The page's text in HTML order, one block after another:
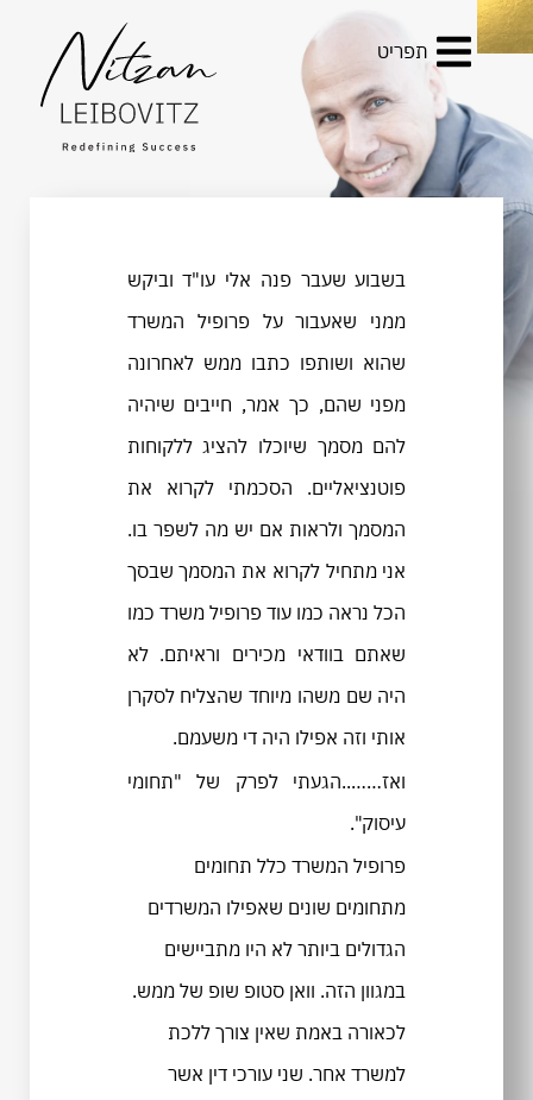
תפריט
בשבוע שעבר פנה אלי עו"ד וביקש
ממני שאעבור על פרופיל המשרד
שהוא ושותפו כתבו ממש לאחרונה
מפני שהם, כך אמר, חייבים שיהיה
להם מסמך שיוכלו להציג ללקוחות
פוטנציאליים. הסכמתי לקרוא את
המסמך ולראות אם יש מה לשפר בו.
אני מתחיל לקרוא את המסמך שבסך
הכל נראה כמו עוד פרופיל משרד כמו
שאתם בוודאי מכירים וראיתם. לא
היה שם משהו מיוחד שהצליח לסקרן
אותי וזה אפילו היה די משעמם.
ואז……..הגעתי לפרק של "תחומי
עיסוק".
פרופיל המשרד כלל תחומים
מתחומים שונים שאפילו המשרדים
הגדולים ביותר לא היו מתביישים
במגוון הזה. וואן סטופ שופ של ממש.
לכאורה באמת שאין צורך ללכת
למשרד אחר. שני עורכי דין אשר